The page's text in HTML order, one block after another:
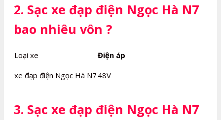
2. Sạc xe đạp điện Ngọc Hà N7
bao nhiêu vôn ?
Loại xe Điện áp
xe đạp điện Ngọc Hà N7 48V
3. Sạc xe đạp điện Ngọc Hà N7